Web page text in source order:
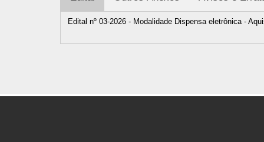
Edital nº 03-2026 - Modalidade Dispensa eletrônica -